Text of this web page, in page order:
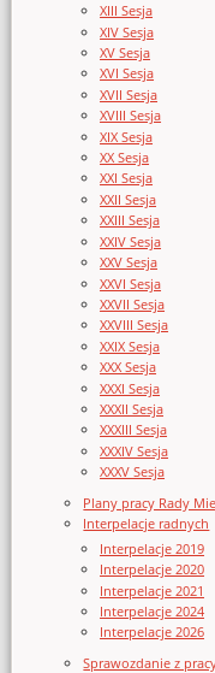
XIII Sesja
XIV Sesja
XV Sesja
XVI Sesja
XVII Sesja
XVIII Sesja
XIX Sesja
XX Sesja
XXI Sesja
XXII Sesja
XXIII Sesja
XXIV Sesja
XXV Sesja
XXVI Sesja
XXVII Sesja
XXVIII Sesja
XXIX Sesja
XXX Sesja
XXXI Sesja
XXXII Sesja
XXXIII Sesja
XXXIV Sesja
XXXV Sesja
Plany pracy Rady
Interpelacje radnych
Interpelacje 2019
Interpelacje 2020
Interpelacje 2021
Interpelacje 2024
Interpelacje 2026
Sprawozdanie z